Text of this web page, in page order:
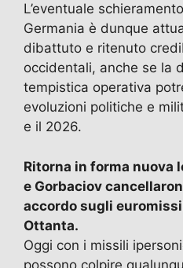
L’eventuale
Germania è dunque
dibattuto e ritenuto
occidentali, anche se la
tempistica operativa
evoluzioni politiche e
e il 2026.
Ritorna in forma nuova
e Gorbaciov
accordo sugli
Ottanta.
Oggi con i missili
possono colpire